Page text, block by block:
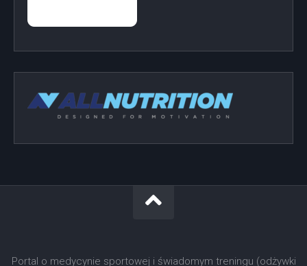
Portal o medycynie sportowej i świadomym treningu (odżywki